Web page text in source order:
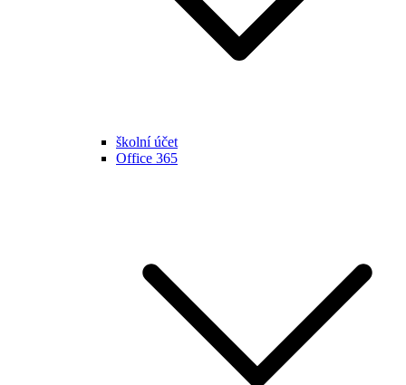
školní účet
Office 365